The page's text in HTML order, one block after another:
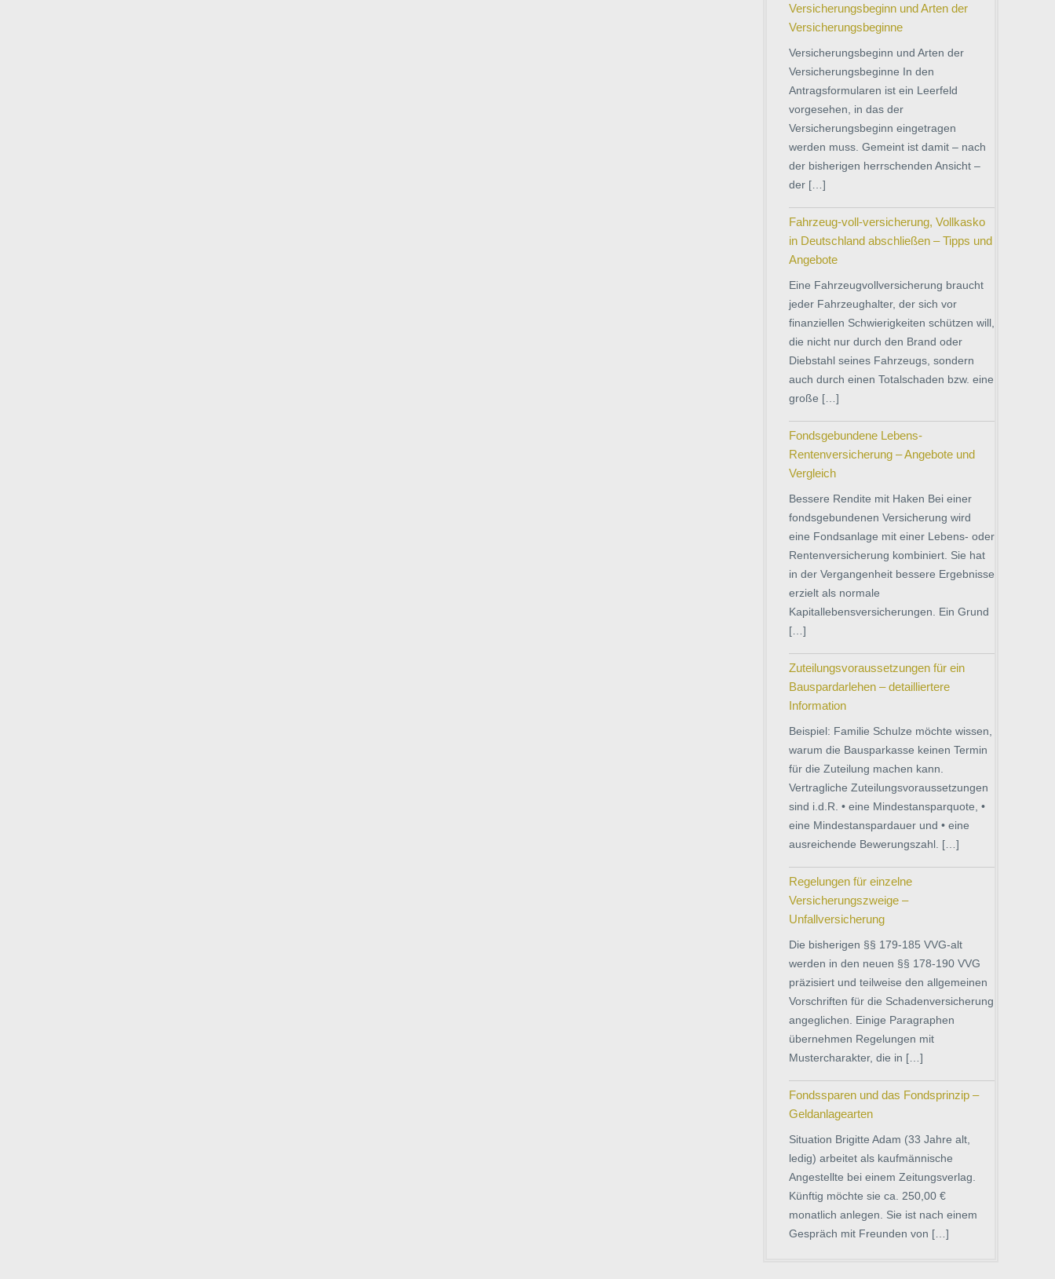
Versicherungsbeginn und Arten der
Versicherungsbeginne
Versicherungsbeginn und Arten der
Versicherungsbeginne In den
Antragsformularen ist ein Leerfeld
vorgesehen, in das der
Versicherungsbeginn eingetragen
werden muss. Gemeint ist damit – nach
der bisherigen herrschenden Ansicht –
der […]
Fahrzeug-voll-versicherung, Vollkasko
in Deutschland abschließen – Tipps und
Angebote
Eine Fahrzeugvollversicherung braucht
jeder Fahrzeughalter, der sich vor
finanziellen Schwierigkeiten schützen will,
die nicht nur durch den Brand oder
Diebstahl seines Fahrzeugs, sondern
auch durch einen Totalschaden bzw. eine
große […]
Fondsgebundene Lebens-
Rentenversicherung – Angebote und
Vergleich
Bessere Rendite mit Haken Bei einer
fondsgebundenen Versicherung wird
eine Fondsanlage mit einer Lebens- oder
Rentenversicherung kombiniert. Sie hat
in der Vergangenheit bessere Ergebnisse
erzielt als normale
Kapitallebensversicherungen. Ein Grund
[…]
Zuteilungsvoraussetzungen für ein
Bauspardarlehen – detailliertere
Information
Beispiel: Familie Schulze möchte wissen,
warum die Bausparkasse keinen Termin
für die Zuteilung machen kann.
Vertragliche Zuteilungsvoraussetzungen
sind i.d.R. • eine Mindestansparquote, •
eine Mindestanspardauer und • eine
ausreichende Bewerungszahl. […]
Regelungen für einzelne
Versicherungszweige –
Unfallversicherung
Die bisherigen §§ 179-185 VVG-alt
werden in den neuen §§ 178-190 VVG
präzisiert und teilweise den allgemeinen
Vorschriften für die Schadenversicherung
angeglichen. Einige Paragraphen
übernehmen Regelungen mit
Mustercharakter, die in […]
Fondssparen und das Fondsprinzip –
Geldanlagearten
Situation Brigitte Adam (33 Jahre alt,
ledig) arbeitet als kaufmännische
Angestellte bei einem Zeitungsverlag.
Künftig möchte sie ca. 250,00 €
monatlich anlegen. Sie ist nach einem
Gespräch mit Freunden von […]